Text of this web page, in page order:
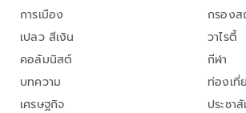
การเมือง
เปลว สีเงิน
คอลัมนิสต์
บทความ
เศรษฐกิจ
กรอง
วาไรตี้
กีฬา
ท่องเ
ประชา